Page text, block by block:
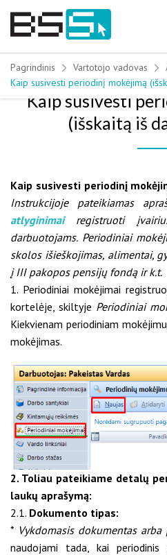
Skip
Pagrindinis Vartotojo vadovas
Kaip susivesti periodinį mokėjimą
Kaip susivesti
(išskaitą iš
Kaip susivesti periodinį
Instrukcijoje pateikiamas
atlyginimai
registruoti
darbuotojams. Periodiniai
skolos išieškojimas, alimentai,
į III pakopos pensijų fondą ir k.t.
1. Periodiniai mokėjimai
kortelėje, skiltyje Periodiniai
Kiekvienam periodiniam
mokėjimas.
2. Toliau pateikiame detalų
laukų aprašymą:
2.1. Dokumento tipas:
* Vykdomasis dokumentas
naudojami tada, kai periodinis